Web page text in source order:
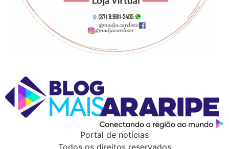
Portal de notícias